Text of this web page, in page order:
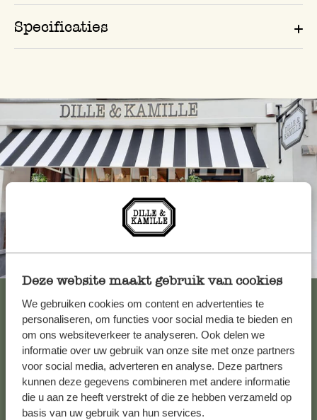
Deze website maakt gebruik van cookies
We gebruiken cookies om content en advertenties te
personaliseren, om functies voor social media te bieden en
om ons websiteverkeer te analyseren. Ook delen we
informatie over uw gebruik van onze site met onze partners
voor social media, adverteren en analyse. Deze partners
kunnen deze gegevens combineren met andere informatie
die u aan ze heeft verstrekt of die ze hebben verzameld op
basis van uw gebruik van hun services.
Specificaties
Klantenservice
Voor vragen, tips of hulp kun je contact opnemen met onze
klantenservice. Of bekijk hier het antwoord op de